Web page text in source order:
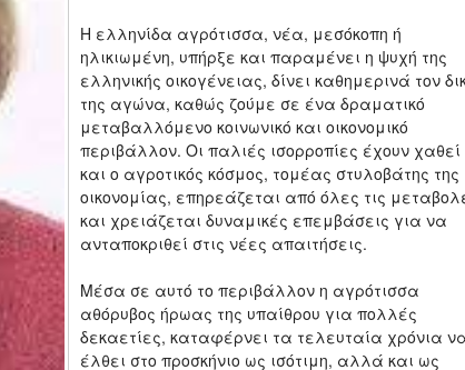
Η ελληνίδα αγρότισσα, νέα, μεσόκοπη ή
ηλικιωμένη, υπήρξε και παραμένει η ψυχή της
ελληνικής οικογένειας, δίνει καθημερινά τον
της αγώνα, καθώς ζούμε σε ένα δραματικό
μεταβαλλόμενο κοινωνικό και οικονομικό
περιβάλλον. Οι παλιές ισορροπίες έχουν χαθεί
και ο αγροτικός κόσμος, τομέας στυλοβάτης της
οικονομίας, επηρεάζεται από όλες τις
και χρειάζεται δυναμικές επεμβάσεις για να
ανταποκριθεί στις νέες απαιτήσεις.
Μέσα σε αυτό το περιβάλλον η αγρότισσα
αθόρυβος ήρωας της υπαίθρου για πολλές
δεκαετίες, καταφέρνει τα τελευταία χρόνια
έλθει στο προσκήνιο ως ισότιμη, αλλά και ως